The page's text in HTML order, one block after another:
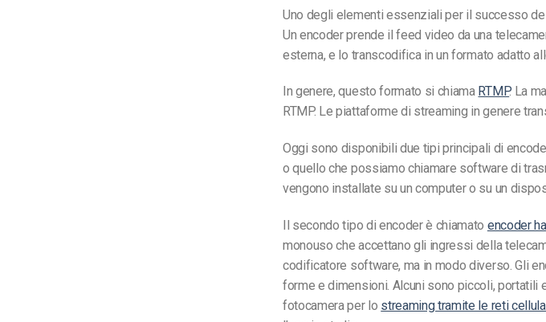
Uno degli elementi essenziali per il successo
Un encoder prende il feed video da una
esterna, e lo transcodifica in un formato adatto
In genere, questo formato si chiama RTMP. La
RTMP. Le piattaforme di streaming in genere
Oggi sono disponibili due tipi principali di
o quello che possiamo chiamare software di
vengono installate su un computer o su un
Il secondo tipo di encoder è chiamato encoder
monouso che accettano gli ingressi della
codificatore software, ma in modo diverso. Gli
forme e dimensioni. Alcuni sono piccoli,
fotocamera per lo streaming tramite le reti